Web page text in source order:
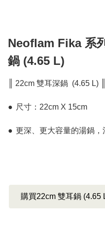
Neoflam Fika 系
鍋 (4.65 L)
║ 22cm 雙耳深鍋  (4.65 L) ║
●	尺寸：22cm X 15cm
●	更深、更大容量的湯鍋，滿足多種料理需求
購買22cm 雙耳鍋 (4.65